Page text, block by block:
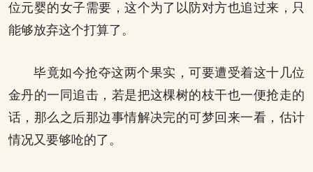
位元婴的女子需要，这个为了以防对方也追过来，只
能够放弃这个打算了。
毕竟如今抢夺这两个果实，可要遭受着这十几位
金丹的一同追击，若是把这棵树的枝干也一便抢走的
话，那么之后那边事情解决完的可梦回来一看，估计
情况又要够呛的了。